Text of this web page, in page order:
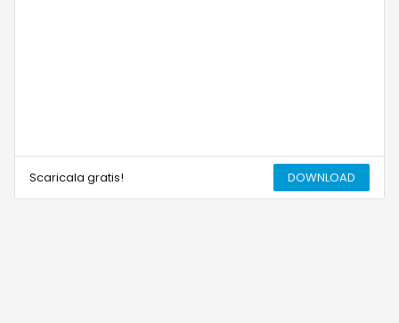
Scaricala gratis! DOWNLOAD